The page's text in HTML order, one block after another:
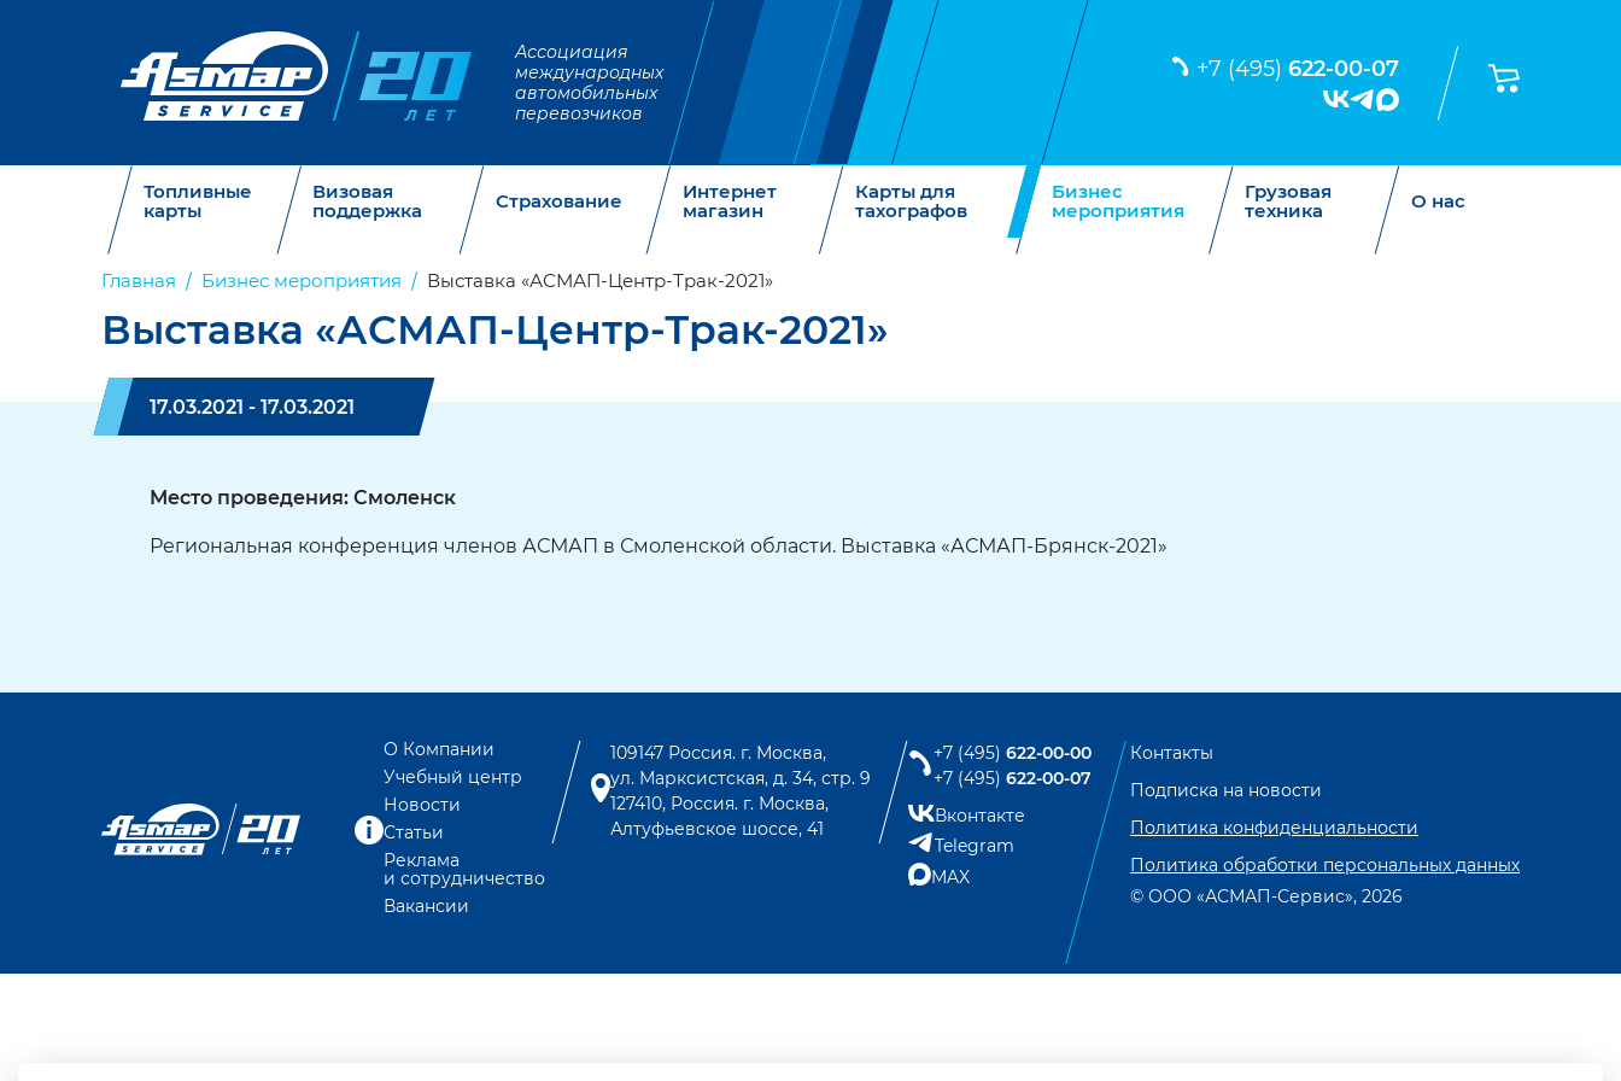
Ассоциация
международных
автомобильных
перевозчиков
+7 (495) 622-00-07
Топливные
карты
Визовая
поддержка
Страхование
Интернет
магазин
Карты для
тахографов
Бизнес
мероприятия
Грузовая
техника
О нас
Главная Бизнес мероприятия Выставка «АСМАП-Центр-Трак-2021»
Выставка «АСМАП-Центр-Трак-2021»
17.03.2021 - 17.03.2021
Место проведения: Смоленск
Региональная конференция членов АСМАП в Смоленской области. Выставка «АСМАП-Брянск-2021»
О Компании
Учебный центр
Новости
Статьи
Реклама
и сотрудничество
Вакансии
109147 Россия. г. Москва,
ул. Марксистская, д. 34, стр. 9
127410, Россия. г. Москва,
Алтуфьевское шоссе, 41
+7 (495)622-00-00
+7 (495)622-00-07
Вконтакте
Telegram
MAX
Контакты
Подписка на новости
Политика конфиденциальности
Политика обработки персональных данных
© ООО «АСМАП-Сервис», 2026